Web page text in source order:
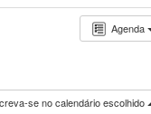
Agenda
se no calendário escolhido